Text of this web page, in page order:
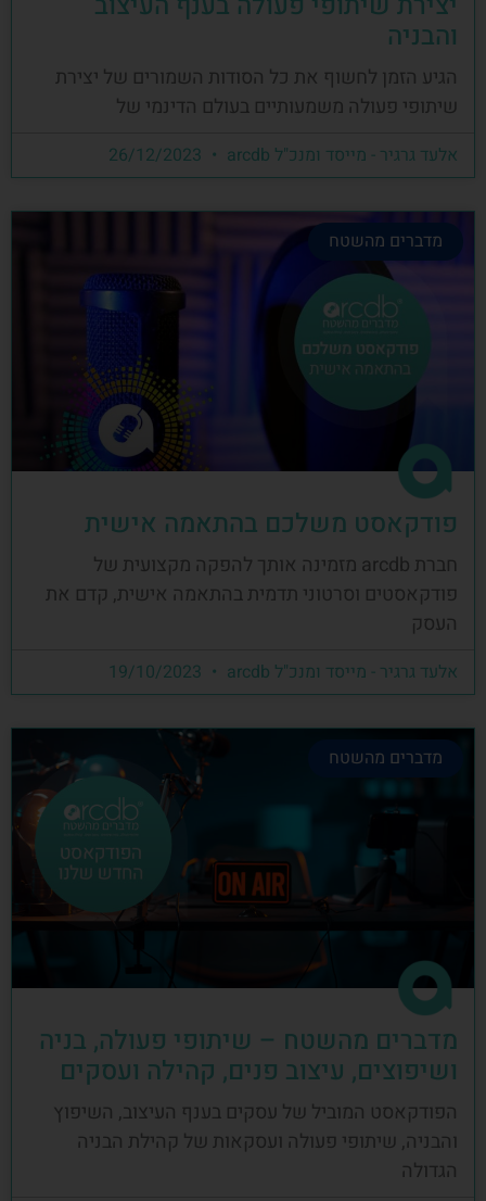
והבניה
הגיע הזמן לחשוף את כל הסודות השמורים של יצירת
שיתופי פעולה משמעותיים בעולם הדינמי של
אלעד גרגיר - מייסד ומנכ"ל arcdb
מדברים מהשטח
פודקאסט משלכם בהתאמה אישית
חברת arcdb מזמינה אותך להפקה מקצועית של
פודקאסטים וסרטוני תדמית בהתאמה אישית, קדם את
העסק
אלעד גרגיר - מייסד ומנכ"ל arcdb
מדברים מהשטח
מדברים מהשטח – שיתופי פעולה, בניה
ושיפוצים, עיצוב פנים, קהילה ועסקים
הפודקאסט המוביל של עסקים בענף העיצוב, השיפוץ
והבניה, שיתופי פעולה ועסקאות של קהילת הבניה
הגדולה